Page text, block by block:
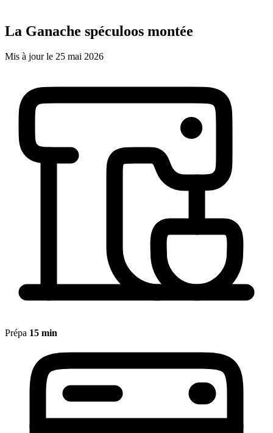
La Ganache spéculoos montée
Mis à jour le 25 mai 2026
Prépa 15 min